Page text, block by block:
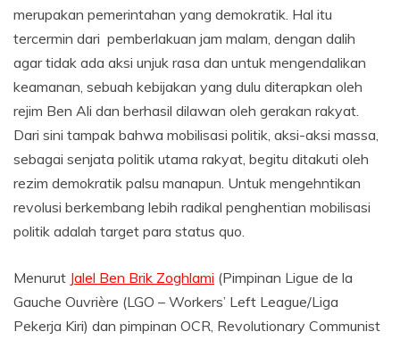
merupakan pemerintahan yang demokratik. Hal itu
tercermin dari pemberlakuan jam malam, dengan dalih
agar tidak ada aksi unjuk rasa dan untuk mengendalikan
keamanan, sebuah kebijakan yang dulu diterapkan oleh
rejim Ben Ali dan berhasil dilawan oleh gerakan rakyat.
Dari sini tampak bahwa mobilisasi politik, aksi-aksi massa,
sebagai senjata politik utama rakyat, begitu ditakuti oleh
rezim demokratik palsu manapun. Untuk mengehntikan
revolusi berkembang lebih radikal penghentian mobilisasi
politik adalah target para status quo.
Menurut Jalel Ben Brik Zoghlami (Pimpinan Ligue de la
Gauche Ouvrière (LGO – Workers’ Left League/Liga
Pekerja Kiri) dan pimpinan OCR, Revolutionary Communist